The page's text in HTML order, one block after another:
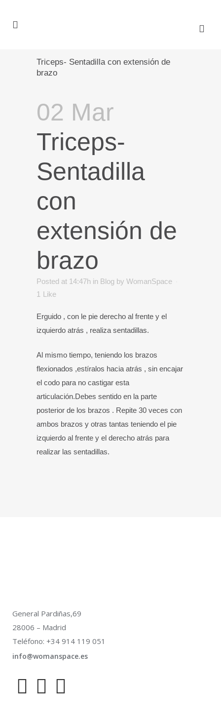
Triceps- Sentadilla con extensión de
brazo
02 Mar
Triceps-
Sentadilla
con
extensión de
brazo
Posted at 14:47h in Blog by WomanSpace
1 Like
Erguido , con le pie derecho al frente y el
izquierdo atrás , realiza sentadillas.
Al mismo tiempo, teniendo los brazos
flexionados ,estíralos hacia atrás , sin encajar
el codo para no castigar esta
articulación.Debes sentido en la parte
posterior de los brazos . Repite 30 veces con
ambos brazos y otras tantas teniendo el pie
izquierdo al frente y el derecho atrás para
realizar las sentadillas.
General Pardiñas,69
28006 – Madrid
Teléfono: +34 914 119 051
info@womanspace.es